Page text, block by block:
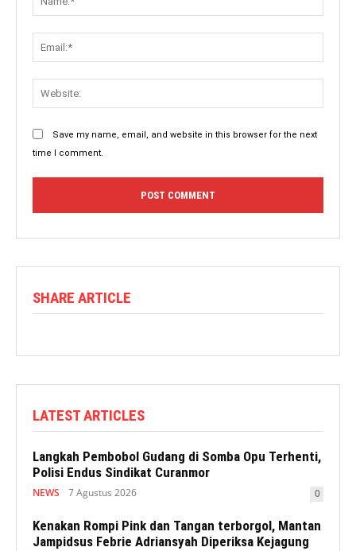
Save my name, email, and website in this browser for the next
time I comment.
SHARE ARTICLE
LATEST ARTICLES
Langkah Pembobol Gudang di Somba Opu Terhenti,
Polisi Endus Sindikat Curanmor
NEWS 7 Agustus 2026 0
Kenakan Rompi Pink dan Tangan terborgol, Mantan
Jampidsus Febrie Adriansyah Diperiksa Kejagung